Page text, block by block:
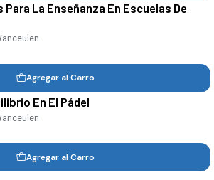
La Enseñanza En Escuelas De
Agregar al Carro
En El Pádel
Agregar al Carro